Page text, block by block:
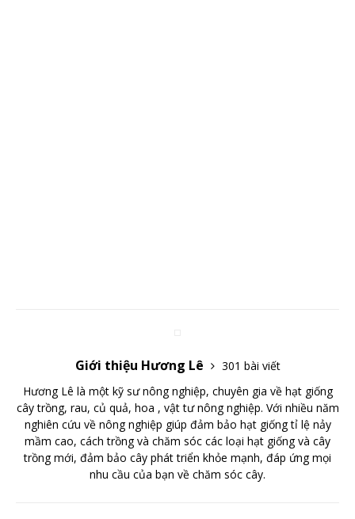
Giới thiệu Hương Lê
301 bài viết
Hương Lê là một kỹ sư nông nghiệp, chuyên gia về hạt giống
cây trồng, rau, củ quả, hoa , vật tư nông nghiệp. Với nhiều năm
nghiên cứu về nông nghiệp giúp đảm bảo hạt giống tỉ lệ nảy
mầm cao, cách trồng và chăm sóc các loại hạt giống và cây
trồng mới, đảm bảo cây phát triển khỏe mạnh, đáp ứng mọi
nhu cầu của bạn về chăm sóc cây.